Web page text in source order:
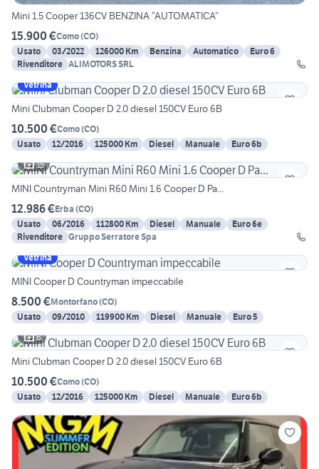
Mini 1.5 Cooper 136CV BENZINA “AUTOMATICA”
15.900 €Como(CO)
Usato
03/2022 126000 Km Benzina Automatico
Euro 6
Rivenditore ALIMOTORS SRL
Vetrina
Mini Clubman Cooper D 2.0 diesel 150CV Euro 6B
10.500 €Como(CO)
Usato
12/2016 125000 Km Diesel Manuale
Euro 6b
15
MINI Countryman Mini R60 Mini 1.6 Cooper D Pa...
12.986 €Erba (CO)
Usato
06/2016 112800 Km Diesel Manuale
Euro 6e
Rivenditore Gruppo Serratore Spa
Vetrina
MINI Cooper D Countryman impeccabile
8.500 €Montorfano(CO)
Usato
09/2010 119900 Km Diesel Manuale
Euro 5
6
Mini Clubman Cooper D 2.0 diesel 150CV Euro 6B
10.500 €Como(CO)
Usato
12/2016 125000 Km Diesel Manuale Euro 6b